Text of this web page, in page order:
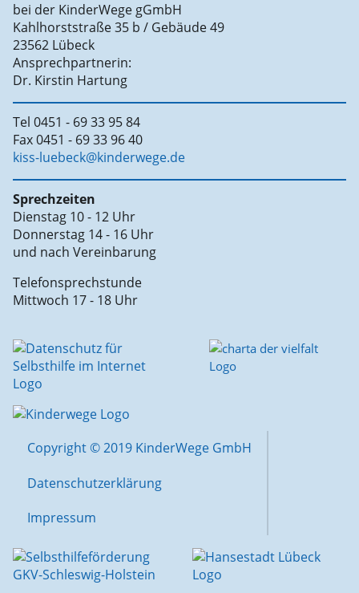
bei der KinderWege gGmbH
Kahlhorststraße 35 b / Gebäude 49
23562 Lübeck
Ansprechpartnerin:
Dr. Kirstin Hartung
Tel 0451 - 69 33 95 84
Fax 0451 - 69 33 96 40
kiss-luebeck@kinderwege.de
Sprechzeiten
Dienstag 10 - 12 Uhr
Donnerstag 14 - 16 Uhr
und nach Vereinbarung
Telefonsprechstunde
Mittwoch 17 - 18 Uhr
Copyright © 2019 KinderWege GmbH
Datenschutzerklärung
Impressum